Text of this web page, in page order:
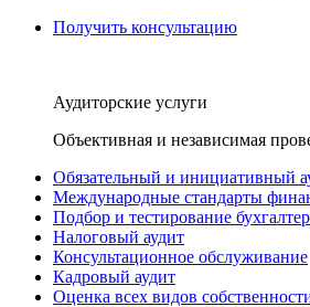
Получить консультацию
Аудиторские услуги
Объективная и независимая
Обязательный и инициативный
Международные стандарты
Подбор и тестирование
Налоговый аудит
Консультационное обслуживание
Кадровый аудит
Оценка всех видов